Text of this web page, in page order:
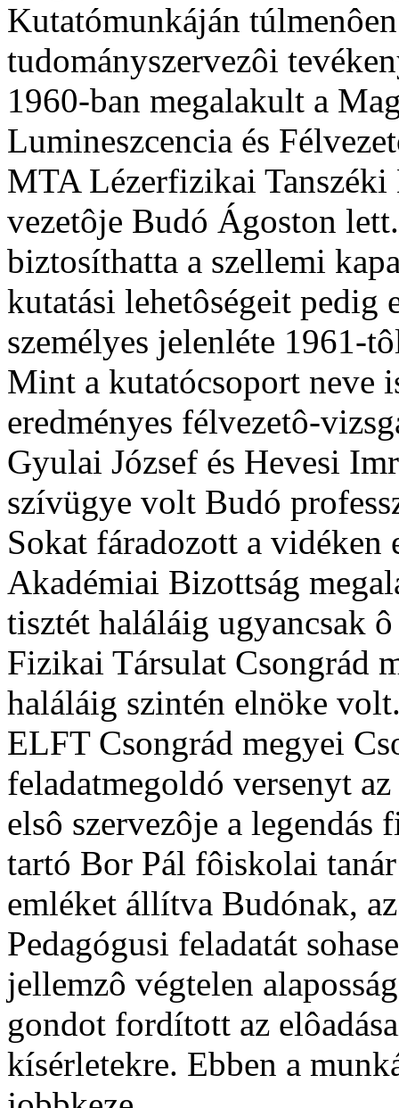
Kutatómunkáján
tudományszervezôi
1960-ban megalakult a
Lumineszcencia és
MTA Lézerfizikai
vezetôje Budó Ágoston
biztosíthatta a szellemi
kutatási lehetôségeit pedig
személyes jelenléte 1961-
Mint a kutatócsoport neve
eredményes félvezetô-
Gyulai József és Hevesi
szívügye volt Budó
Sokat fáradozott a vidéken
Akadémiai Bizottság
tisztét haláláig ugyancsak
Fizikai Társulat Csongrád
haláláig szintén elnöke
ELFT Csongrád megyei
feladatmegoldó versenyt
elsô szervezôje a
tartó Bor Pál fôiskolai
emléket állítva Budónak,
Pedagógusi feladatát
jellemzô végtelen
gondot fordított az
kísérletekre. Ebben a